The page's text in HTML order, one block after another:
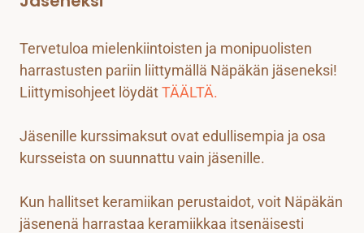
Tervetuloa mielenkiintoisten ja monipuolisten
harrastusten pariin liittymällä Näpäkän jäseneksi!
Liittymisohjeet löydätTÄÄLTÄ.
Jäsenille kurssimaksut ovat edullisempia ja osa
kursseista on suunnattu vain jäsenille.
Kun hallitset keramiikan perustaidot, voit Näpäkän
jäsenenä harrastaa keramiikkaa itsenäisesti